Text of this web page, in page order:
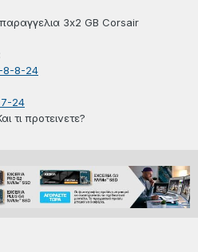
3x2 GB Corsair
8-8-24
7-24
τι προτεινετε?